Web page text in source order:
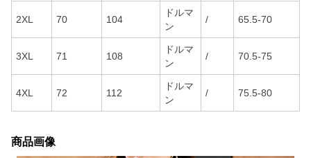
2XL 70 104
ドルマ
ン
/ 65.5-70
3XL 71 108
ドルマ
ン
/ 70.5-75
4XL 72 112
ドルマ
ン
/ 75.5-80
商品画像